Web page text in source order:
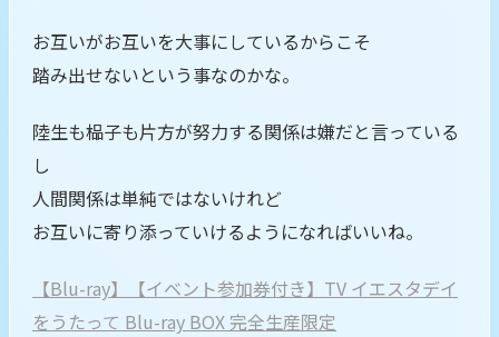
お互いがお互いを大事にしているからこそ
踏み出せないという事なのかな。
陸生も榀子も片方が努力する関係は嫌だと言っている
し
人間関係は単純ではないけれど
お互いに寄り添っていけるようになればいいね。
【Blu-ray】【イベント参加券付き】TV イエスタデイ
をうたって Blu-ray BOX 完全生産限定